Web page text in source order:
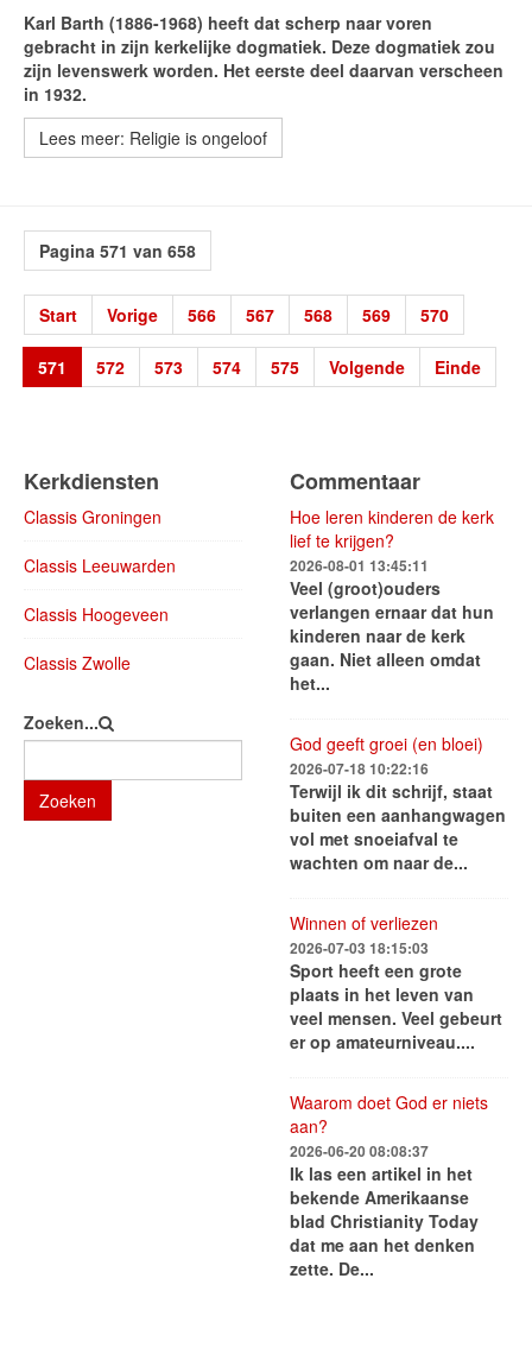
Karl Barth (1886-1968) heeft dat scherp naar voren
gebracht in zijn kerkelijke dogmatiek. Deze dogmatiek zou
zijn levenswerk worden. Het eerste deel daarvan verscheen
in 1932.
Lees meer: Religie is ongeloof
Pagina 571 van 658
Start Vorige 566 567 568 569 570
571 572 573 574 575 Volgende Einde
Kerkdiensten
Classis Groningen
Classis Leeuwarden
Classis Hoogeveen
Classis Zwolle
Zoeken...
Zoeken
Commentaar
Hoe leren kinderen de kerk
lief te krijgen?
2026-08-01 13:45:11
Veel (groot)ouders
verlangen ernaar dat hun
kinderen naar de kerk
gaan. Niet alleen omdat
het...
God geeft groei (en bloei)
2026-07-18 10:22:16
Terwijl ik dit schrijf, staat
buiten een aanhangwagen
vol met snoeiafval te
wachten om naar de...
Winnen of verliezen
2026-07-03 18:15:03
Sport heeft een grote
plaats in het leven van
veel mensen. Veel gebeurt
er op amateurniveau....
Waarom doet God er niets
aan?
2026-06-20 08:08:37
Ik las een artikel in het
bekende Amerikaanse
blad Christianity Today
dat me aan het denken
zette. De...